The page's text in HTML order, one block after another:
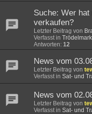
Suche: Wer
verkaufen?
Letzter Beitrag von
Verfasst in
Antworten: 12
News vom
Letzter Beitrag von
Verfasst in Sat- und
News vom
Letzter Beitrag von
Verfasst in Sat- und